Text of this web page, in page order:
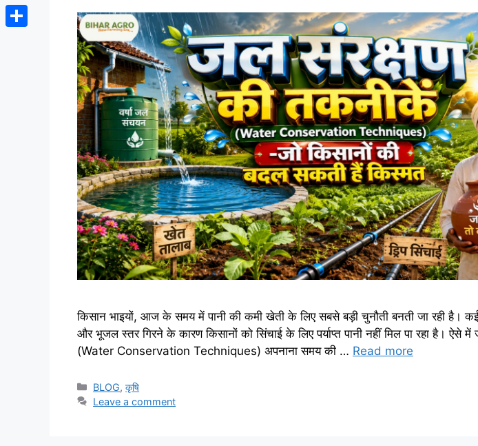
किसान भाइयों, आज के समय में पानी की कमी खेती के लिए सबसे बड़ी चुनौती बनती जा रही है। कई
और भूजल स्तर गिरने के कारण किसानों को सिंचाई के लिए पर्याप्त पानी नहीं मिल पा रहा है। ऐसे
(Water Conservation Techniques) अपनाना समय की … Read more
BLOG,कृषि
Leave a comment
Telegram